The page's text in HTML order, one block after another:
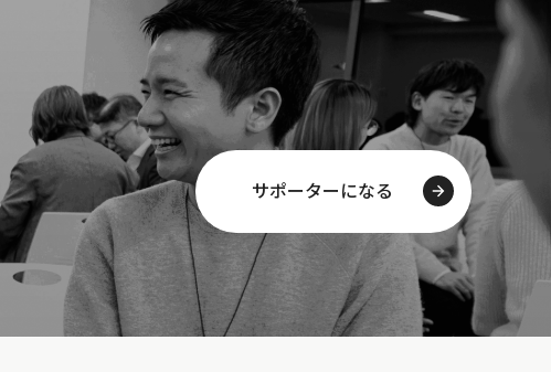
サポーターになる